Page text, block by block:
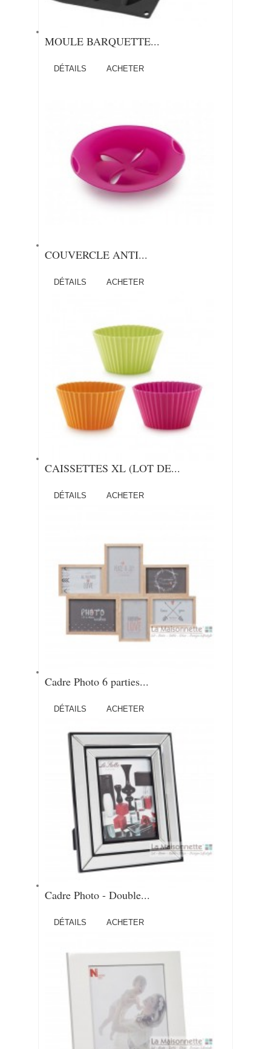
MOULE BARQUETTE...
DÉTAILS ACHETER
COUVERCLE ANTI...
DÉTAILS ACHETER
CAISSETTES XL (LOT DE...
DÉTAILS ACHETER
Cadre Photo 6 parties...
DÉTAILS ACHETER
Cadre Photo - Double...
DÉTAILS ACHETER